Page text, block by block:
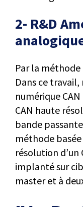
2- R&D
Par la
Dans ce
numérique
CAN haute
bande
méthode
résolution
implanté sur
master et à